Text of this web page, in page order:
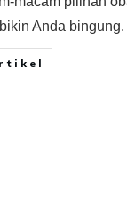
Anda bingung.